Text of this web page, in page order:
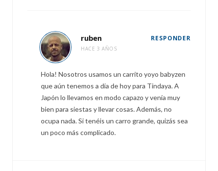
ruben
HACE 3 AÑOS
RESPONDER
Hola! Nosotros usamos un carrito yoyo babyzen
que aún tenemos a día de hoy para Tindaya. A
Japón lo llevamos en modo capazo y venía muy
bien para siestas y llevar cosas. Además, no
ocupa nada. Si tenéis un carro grande, quizás sea
un poco más complicado.